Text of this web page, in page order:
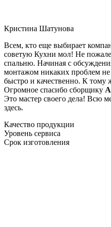
Кристина Шатунова
Всем, кто еще выбирает
советую Кухни мол! Не
спальню. Начиная с
монтажом никаких проблем
быстро и качественно. К тому
Огромное спасибо сборщику
Это мастер своего дела! Всю
здесь.
Качество продукции
Уровень сервиса
Срок изготовления